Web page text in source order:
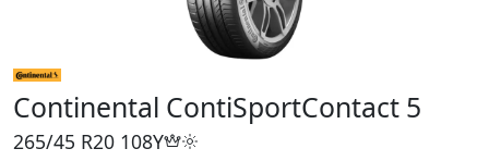
Continental ContiSportContact 5
265/45 R20 108Y